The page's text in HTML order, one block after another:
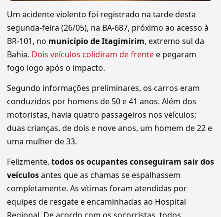
Um acidente violento foi registrado na tarde desta
segunda-feira (26/05), na BA-687, próximo ao acesso à
BR-101, no município de Itagimirim, extremo sul da
Bahia. Dois veículos colidiram de frentee pegaram
fogo logo após o impacto.
Segundo informações preliminares, os carros eram
conduzidos por homens de 50 e 41 anos. Além dos
motoristas, havia quatro passageiros nos veículos:
duas crianças, de dois e nove anos, um homem de 22 e
uma mulher de 33.
Felizmente, todos os ocupantes conseguiram sair dos
veículosantes que as chamas se espalhassem
completamente. As vítimas foram atendidas por
equipes de resgate e encaminhadas ao Hospital